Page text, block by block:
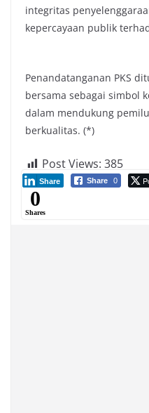
integritas
kepercayaan publik
Penandatanganan PKS
bersama sebagai simbol
dalam mendukung
berkualitas. (*)
Post Views: 385
Share 0
Share
0
Shares